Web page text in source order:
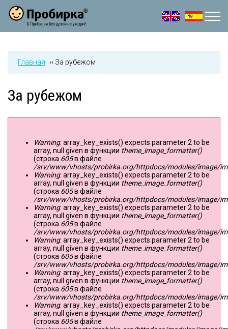
Jump to navigation
Главная ›› За рубежом
За рубежом
Сообщение об ошибке
Warning: array_key_exists() expects parameter 2 to be
array, null given в функции theme_image_formatter()
(строка 605в файле
/srv/www/vhosts/probirka.org/httpdocs/modules/image/
Warning: array_key_exists() expects parameter 2 to be
array, null given в функции theme_image_formatter()
(строка 605в файле
/srv/www/vhosts/probirka.org/httpdocs/modules/image/
Warning: array_key_exists() expects parameter 2 to be
array, null given в функции theme_image_formatter()
(строка 605в файле
/srv/www/vhosts/probirka.org/httpdocs/modules/image/
Warning: array_key_exists() expects parameter 2 to be
array, null given в функции theme_image_formatter()
(строка 605в файле
/srv/www/vhosts/probirka.org/httpdocs/modules/image/
Warning: array_key_exists() expects parameter 2 to be
array, null given в функции theme_image_formatter()
(строка 605в файле
/srv/www/vhosts/probirka.org/httpdocs/modules/image/
Warning: array_key_exists() expects parameter 2 to be
array, null given в функции theme_image_formatter()
(строка 605в файле